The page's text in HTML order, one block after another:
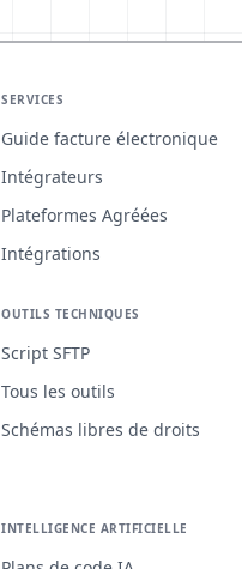
SERVICES
Guide facture électronique
Intégrateurs
Plateformes Agréées
Intégrations
OUTILS TECHNIQUES
Script SFTP
Tous les outils
Schémas libres de droits
INTELLIGENCE ARTIFICIELLE